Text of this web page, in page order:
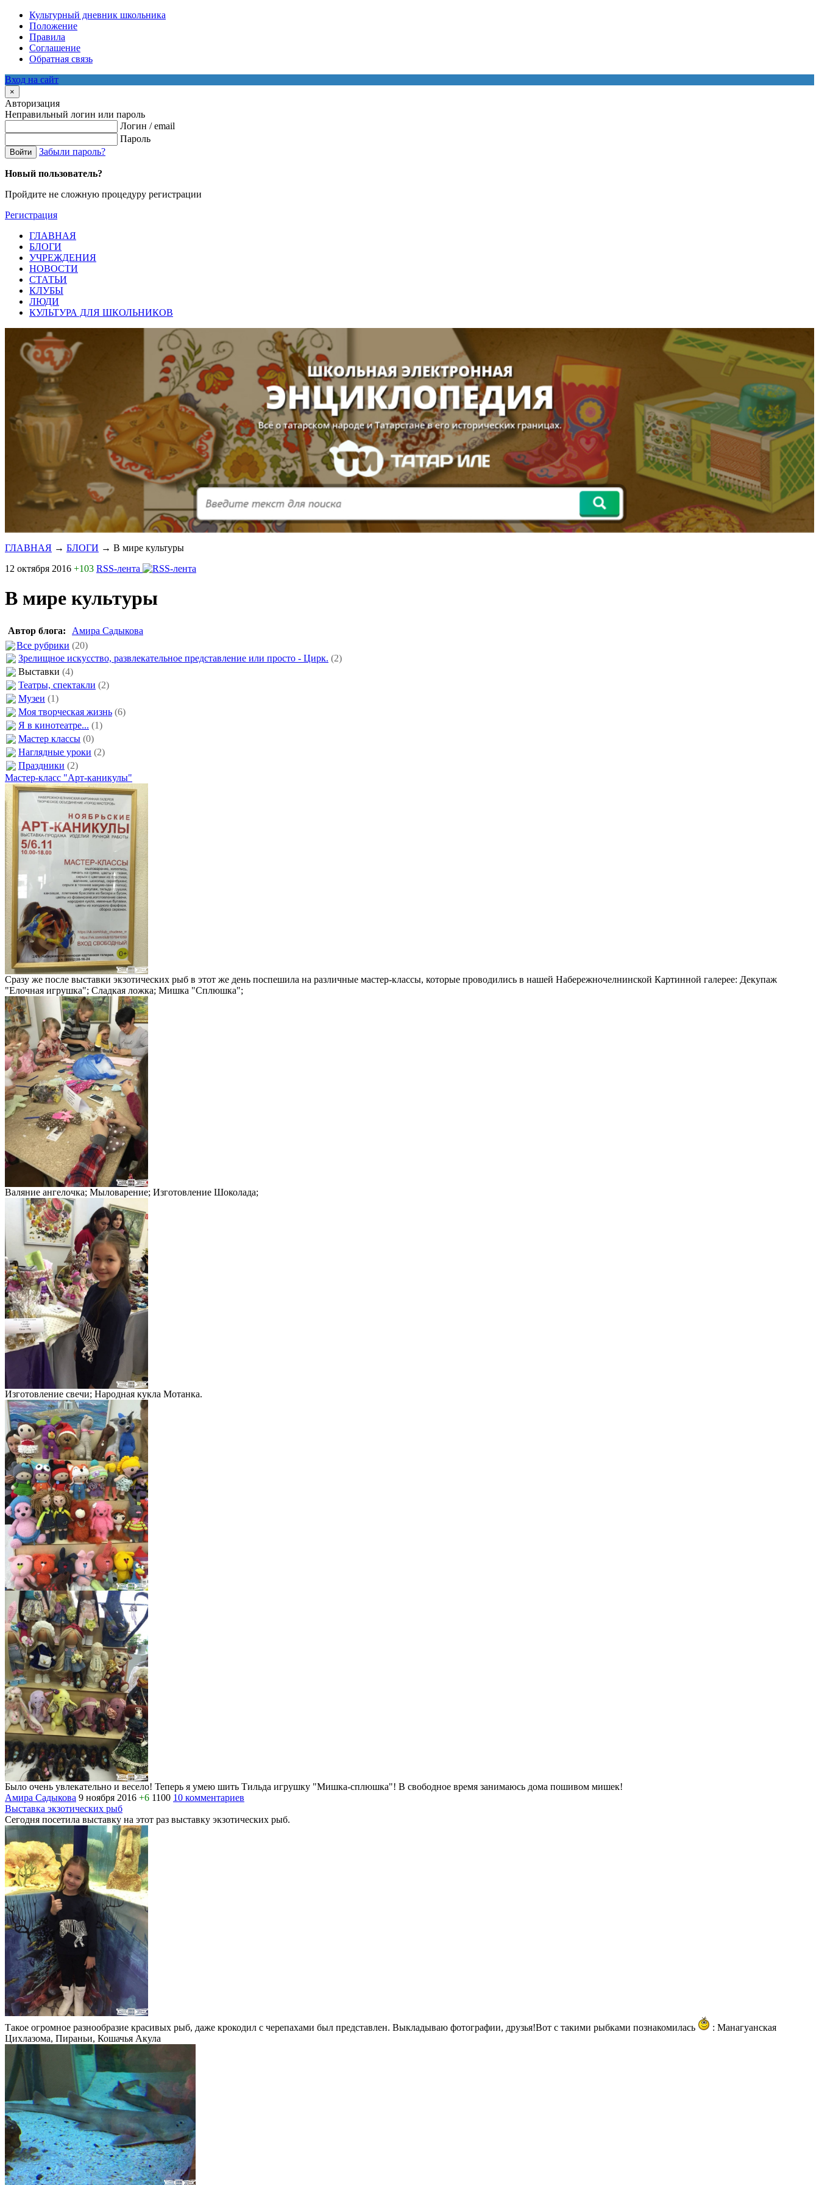
Культурный дневник школьника
Положение
Правила
Соглашение
Обратная связь
Вход на сайт
×
Авторизация
Неправильный логин или пароль
Логин / email
Пароль
Войти Забыли пароль?
Новый пользователь?
Пройдите не сложную процедуру регистрации
Регистрация
ГЛАВНАЯ
БЛОГИ
УЧРЕЖДЕНИЯ
НОВОСТИ
СТАТЬИ
КЛУБЫ
ЛЮДИ
КУЛЬТУРА ДЛЯ ШКОЛЬНИКОВ
ГЛАВНАЯ → БЛОГИ → В мире культуры
12 октября 2016 +103 RSS-лента
В мире культуры
Автор блога:
Амира Садыкова
Все рубрики (20)
Зрелищное искусство, развлекательное представление или просто - Цирк. (2)
Выставки (4)
Театры, спектакли (2)
Музеи (1)
Моя творческая жизнь (6)
Я в кинотеатре... (1)
Мастер классы (0)
Наглядные уроки (2)
Праздники (2)
Мастер-класс "Арт-каникулы"
Сразу же после выставки экзотических рыб в этот же день поспешила на различные мастер-классы, которые проводились в нашей Набережночелнинской Картинной галерее: Декупаж
"Елочная игрушка"; Сладкая ложка; Мишка "Сплюшка";
Валяние ангелочка; Мыловарение; Изготовление Шоколада;
Изготовление свечи; Народная кукла Мотанка.
Было очень увлекательно и весело! Теперь я умею шить Тильда игрушку "Мишка-сплюшка"! В свободное время занимаюсь дома пошивом мишек!
Амира Садыкова 9 ноября 2016 +6 1100 10 комментариев
Выставка экзотических рыб
Сегодня посетила выставку на этот раз выставку экзотических рыб.
Такое огромное разнообразие красивых рыб, даже крокодил с черепахами был представлен. Выкладываю фотографии, друзья!Вот с такими рыбками познакомилась
: Манагуанская
Цихлазома, Пираньи, Кошачья Акула